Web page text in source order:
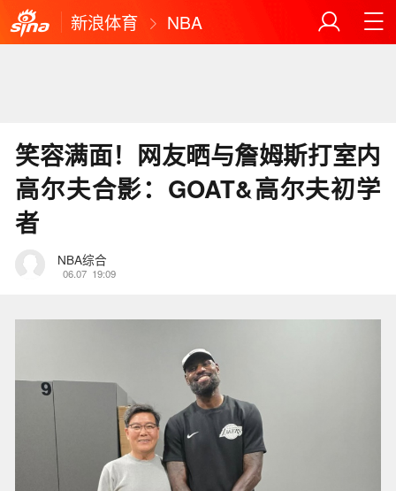
新浪体育 NBA
笑容满面！网友晒与詹姆斯打室内
高尔夫合影：GOAT&高尔夫初学
者
NBA综合
06.07 19:09